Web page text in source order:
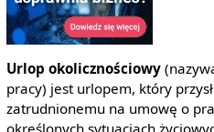
Urlop okolicznościowy
pracy) jest urlopem, który
zatrudnionemu na umowę o